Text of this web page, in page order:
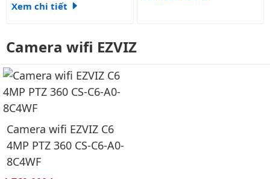
Xem chi tiết
Camera wifi EZVIZ
Camera wifi EZVIZ C6
4MP PTZ 360 CS-C6-A0-
8C4WF